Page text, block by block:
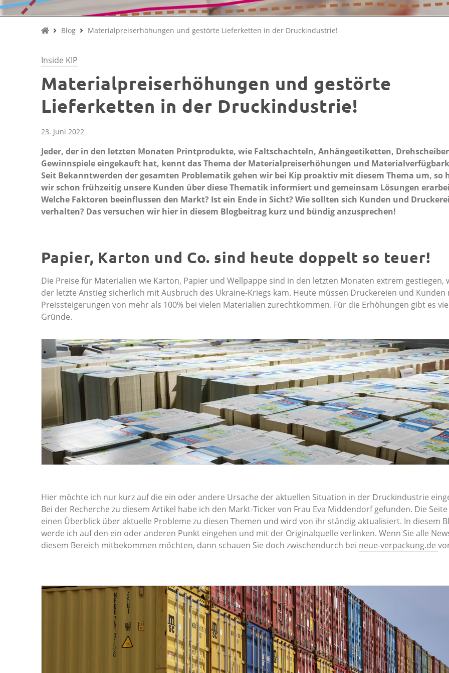
Blog Materialpreiserhöhungen und gestörte Lieferketten in der Druckindustrie!
Inside KIP
Materialpreiserhöhungen und gestörte
Lieferketten in der Druckindustrie!
23. Juni 2022
Jeder, der in den letzten Monaten Printprodukte, wie Faltschachteln, Anhängeetiketten,
Gewinnspiele eingekauft hat, kennt das Thema der Materialpreiserhöhungen und
Seit Bekanntwerden der gesamten Problematik gehen wir bei Kip proaktiv mit diesem Thema um, so
wir schon frühzeitig unsere Kunden über diese Thematik informiert und gemeinsam Lösungen
Welche Faktoren beeinflussen den Markt? Ist ein Ende in Sicht? Wie sollten sich Kunden und
verhalten? Das versuchen wir hier in diesem Blogbeitrag kurz und bündig anzusprechen!
Papier, Karton und Co. sind heute doppelt so teuer!
Die Preise für Materialien wie Karton, Papier und Wellpappe sind in den letzten Monaten extrem gestiegen,
der letzte Anstieg sicherlich mit Ausbruch des Ukraine-Kriegs kam. Heute müssen Druckereien und Kunden
Preis­steigerungen von mehr als 100% bei vielen Materialien zurechtkommen. Für die Erhöhungen gibt es
Gründe.
Hier möchte ich nur kurz auf die ein oder andere Ursache der aktuellen Situation in der Druckindustrie
Bei der Recherche zu diesem Artikel habe ich den Markt-Ticker von Frau Eva Middendorf gefunden. Die
einen Überblick über aktuelle Probleme zu diesen Themen und wird von ihr ständig aktualisiert. In diesem
werde ich auf den ein oder anderen Punkt eingehen und mit der Originalquelle verlinken. Wenn Sie alle
diesem Bereich mitbekommen möchten, dann schauen Sie doch zwischendurch bei neue-verpackung.de